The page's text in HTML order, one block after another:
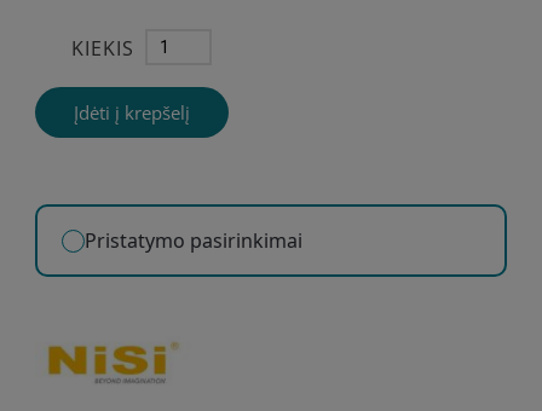
KIEKIS
Įdėti į krepšelį
Pristatymo pasirinkimai